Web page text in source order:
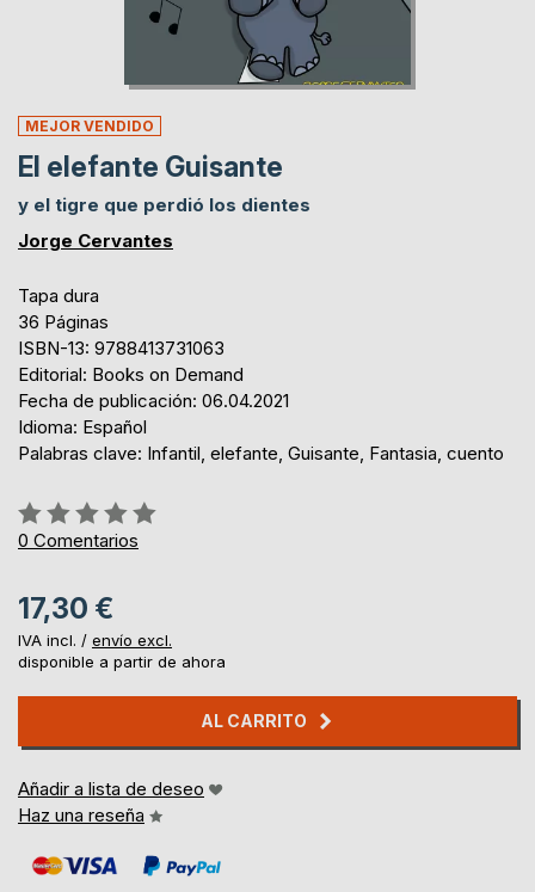
MEJOR VENDIDO
El elefante Guisante
y el tigre que perdió los dientes
Jorge Cervantes
Tapa dura
36 Páginas
ISBN-13: 9788413731063
Editorial: Books on Demand
Fecha de publicación: 06.04.2021
Idioma: Español
Palabras clave: Infantil, elefante, Guisante, Fantasia, cuento
Rating:
0%
0 Comentarios
17,30 €
IVA incl. / envío excl.
disponible a partir de ahora
AL CARRITO
Añadir a lista de deseo
Haz una reseña